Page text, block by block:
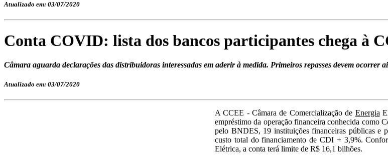
Atualizado em: 03/07/2020
Conta COVID: lista dos bancos participantes chega à
Câmara aguarda declarações das distribuidoras interessadas em aderir à medida. Primeiros repasses devem ocorrer
Atualizado em: 03/07/2020
A CCEE - Câmara de Comercialização de Energia
empréstimo da operação financeira conhecida como
pelo BNDES, 19 instituições financeiras públicas e
custo total do financiamento de CDI + 3,9%.
Elétrica, a conta terá limite de R$ 16,1 bilhões.